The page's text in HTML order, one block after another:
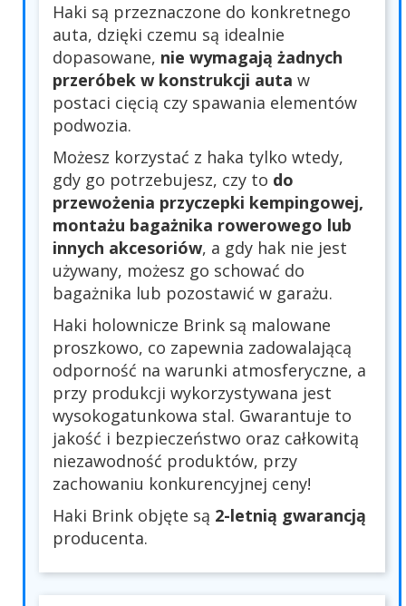
Haki są przeznaczone do konkretnego
auta, dzięki czemu są idealnie
dopasowane, nie wymagają żadnych
przeróbek w konstrukcji auta w
postaci cięcią czy spawania elementów
podwozia.
Możesz korzystać z haka tylko wtedy,
gdy go potrzebujesz, czy to do
przewożenia przyczepki kempingowej,
montażu bagażnika rowerowego lub
innych akcesoriów, a gdy hak nie jest
używany, możesz go schować do
bagażnika lub pozostawić w garażu.
Haki holownicze Brink są malowane
proszkowo, co zapewnia zadowalającą
odporność na warunki atmosferyczne, a
przy produkcji wykorzystywana jest
wysokogatunkowa stal. Gwarantuje to
jakość i bezpieczeństwo oraz całkowitą
niezawodność produktów, przy
zachowaniu konkurencyjnej ceny!
Haki Brink objęte są 2-letnią gwarancją
producenta.